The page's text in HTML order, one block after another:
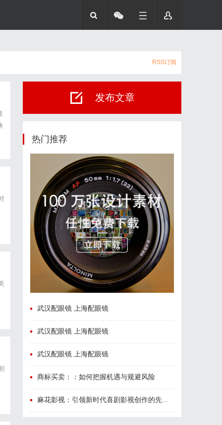
RSS订阅
发布文章
热门推荐
武汉配眼镜 上海配眼镜
武汉配眼镜 上海配眼镜
武汉配眼镜 上海配眼镜
商标买卖：：如何把握机遇与规避风险
麻花影视：引领新时代喜剧影视创作的先锋力量